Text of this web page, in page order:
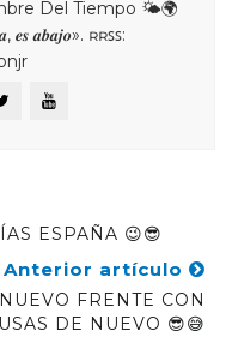
Del Tiempo 🌤🌍
𝒆𝒔 𝒂𝒃𝒂𝒋𝒐». ʀʀꜱꜱ:
ESPAÑA 😉😎
Anterior artículo
FRENTE CON
DE NUEVO 😎😅